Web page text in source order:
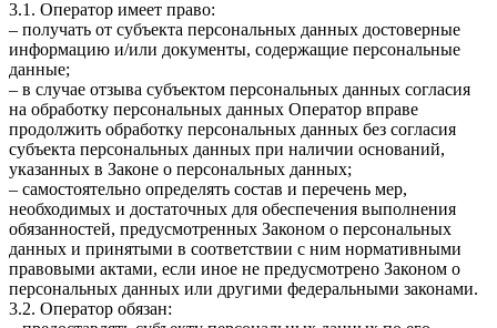
3.1. Оператор имеет право:
– получать от субъекта персональных данных достоверные
информацию и/или документы, содержащие персональные
данные;
– в случае отзыва субъектом персональных данных согласия
на обработку персональных данных Оператор вправе
продолжить обработку персональных данных без согласия
субъекта персональных данных при наличии оснований,
указанных в Законе о персональных данных;
– самостоятельно определять состав и перечень мер,
необходимых и достаточных для обеспечения выполнения
обязанностей, предусмотренных Законом о персональных
данных и принятыми в соответствии с ним нормативными
правовыми актами, если иное не предусмотрено Законом о
персональных данных или другими федеральными законами.
3.2. Оператор обязан: